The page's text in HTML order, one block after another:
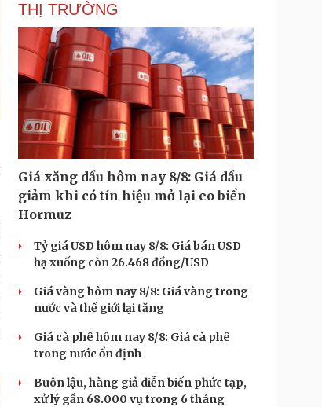
THỊ TRƯỜNG
Giá xăng dầu hôm nay 8/8: Giá dầu
giảm khi có tín hiệu mở lại eo biển
Hormuz
Tỷ giá USD hôm nay 8/8: Giá bán USD
hạ xuống còn 26.468 đồng/USD
Giá vàng hôm nay 8/8: Giá vàng trong
nước và thế giới lại tăng
Giá cà phê hôm nay 8/8: Giá cà phê
trong nước ổn định
Buôn lậu, hàng giả diễn biến phức tạp,
xử lý gần 68.000 vụ trong 6 tháng